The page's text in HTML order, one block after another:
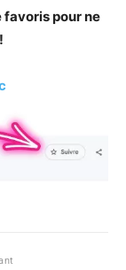
pour ne